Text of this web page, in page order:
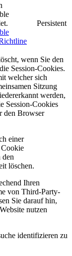
Persistent
wenn Sie den
Session-Cookies.
welcher sich
Sitzung
werden,
Session-Cookies
den Browser
einer
Cookie
den
löschen.
Ihren
von Third-Party-
Sie darauf hin,
nutzen
identifizieren zu